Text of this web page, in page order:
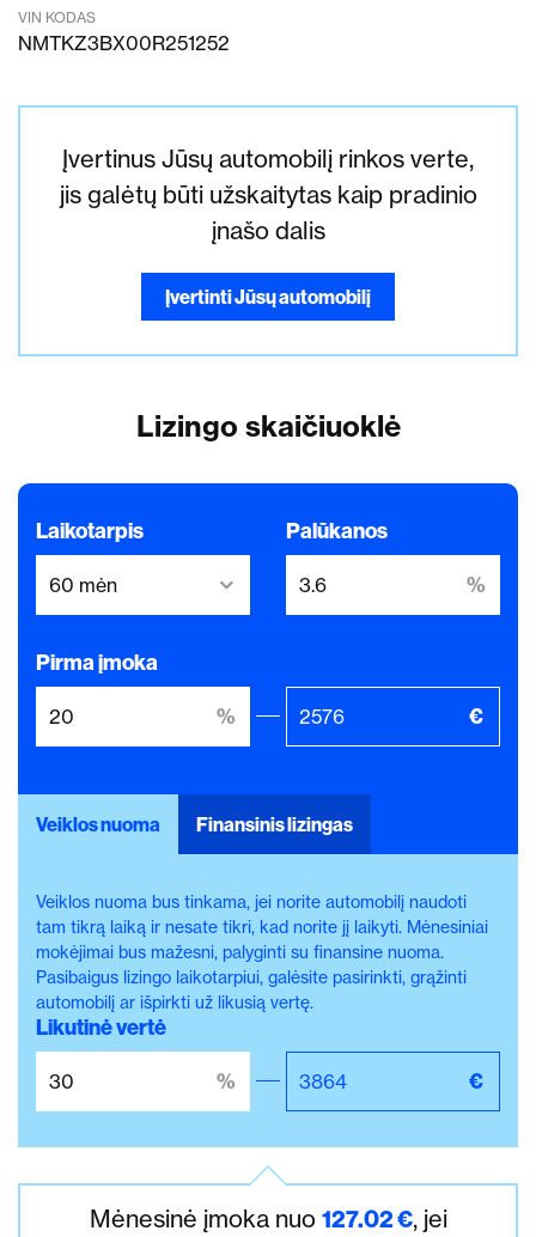
VIN KODAS
NMTKZ3BX00R251252
Įvertinus Jūsų automobilį rinkos verte,
jis galėtų būti užskaitytas kaip pradinio
įnašo dalis
Įvertinti Jūsų automobilį
Lizingo skaičiuoklė
Laikotarpis Palūkanos
Pirma įmoka
Veiklos nuoma Finansinis lizingas
Veiklos nuoma bus tinkama, jei norite automobilį naudoti
tam tikrą laiką ir nesate tikri, kad norite jį laikyti. Mėnesiniai
mokėjimai bus mažesni, palyginti su finansine nuoma.
Pasibaigus lizingo laikotarpiui, galėsite pasirinkti, grąžinti
automobilį ar išpirkti už likusią vertę.
Likutinė vertė
Mėnesinė įmoka nuo 127.02€, jei